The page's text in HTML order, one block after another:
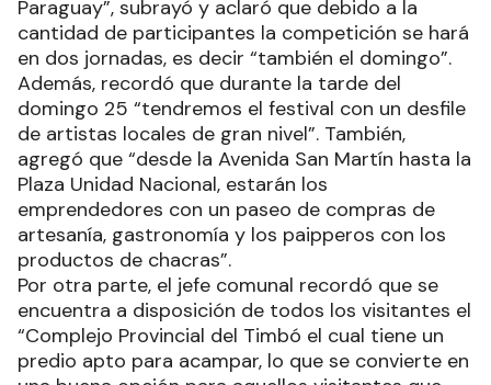
Paraguay”, subrayó y aclaró que debido a la
cantidad de participantes la competición se hará
en dos jornadas, es decir “también el domingo”.
Además, recordó que durante la tarde del
domingo 25 “tendremos el festival con un desfile
de artistas locales de gran nivel”. También,
agregó que “desde la Avenida San Martín hasta la
Plaza Unidad Nacional, estarán los
emprendedores con un paseo de compras de
artesanía, gastronomía y los paipperos con los
productos de chacras”.
Por otra parte, el jefe comunal recordó que se
encuentra a disposición de todos los visitantes el
“Complejo Provincial del Timbó el cual tiene un
predio apto para acampar, lo que se convierte en